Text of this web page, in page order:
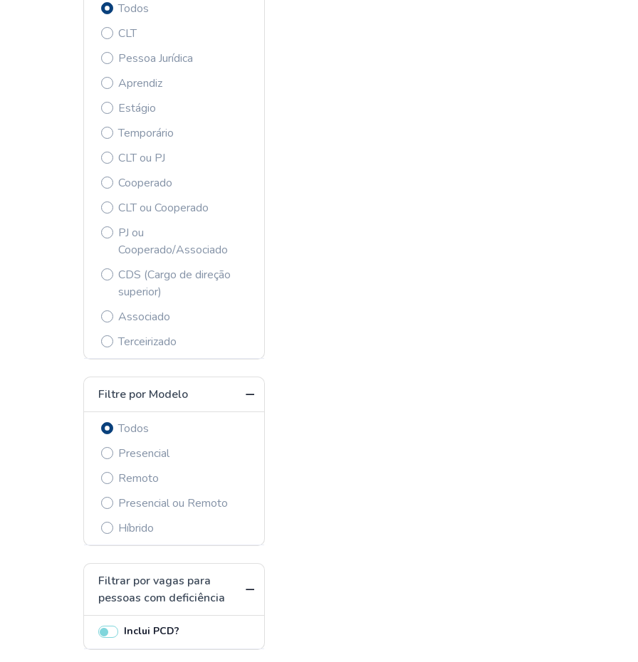
Todos
CLT
Pessoa Jurídica
Aprendiz
Estágio
Temporário
CLT ou PJ
Cooperado
CLT ou Cooperado
PJ ou
Cooperado/Associado
CDS (Cargo de direção
superior)
Associado
Terceirizado
Filtre por Modelo
Todos
Presencial
Remoto
Presencial ou Remoto
Híbrido
Filtrar por vagas para
pessoas com deficiência
Inclui PCD?